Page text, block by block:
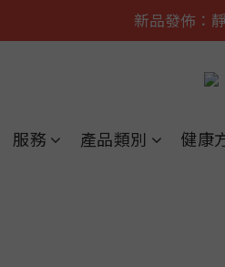
遠紅外舒痛·理
新品發佈：
服務 產品類別 健康